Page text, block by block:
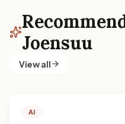
Joensuu
View all
AI